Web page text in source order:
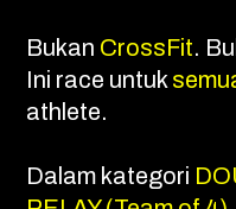
Bukan CrossFit.
Ini race untuk
athlete.
Dalam kategori